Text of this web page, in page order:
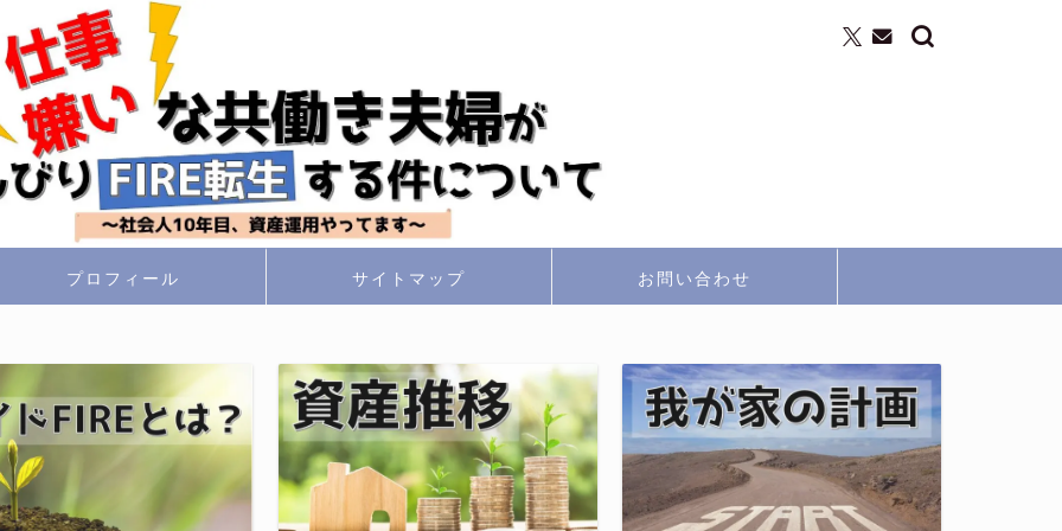
プロフィール サイトマップ お問い合わせ